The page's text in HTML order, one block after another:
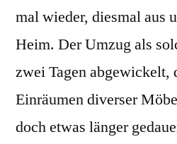
mal wieder, diesmal aus
Heim. Der Umzug als
zwei Tagen abgewickelt,
Einräumen diverser
doch etwas länger